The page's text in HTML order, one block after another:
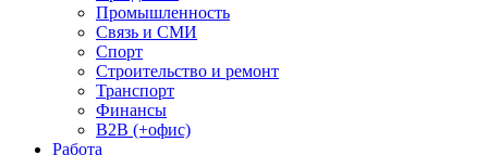
Промышленность
Связь и СМИ
Спорт
Строительство и ремонт
Транспорт
Финансы
B2B (+офис)
Работа